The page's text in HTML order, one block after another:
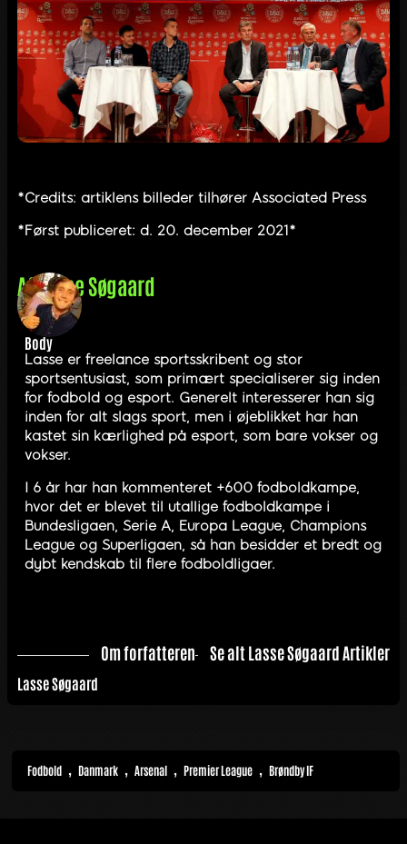
*Credits: artiklens billeder tilhører Associated Press
*Først publiceret: d. 20. december 2021*
AfLasse Søgaard
Body
Lasse er freelance sportsskribent og stor
sportsentusiast, som primært specialiserer sig inden
for fodbold og esport. Generelt interesserer han sig
inden for alt slags sport, men i øjeblikket har han
kastet sin kærlighed på esport, som bare vokser og
vokser.
I 6 år har han kommenteret +600 fodboldkampe,
hvor det er blevet til utallige fodboldkampe i
Bundesligaen, Serie A, Europa League, Champions
League og Superligaen, så han besidder et bredt og
dybt kendskab til flere fodboldligaer.
Om forfatteren Se alt Lasse Søgaard Artikler
Lasse Søgaard
Fodbold Danmark Arsenal Premier League Brøndby IF